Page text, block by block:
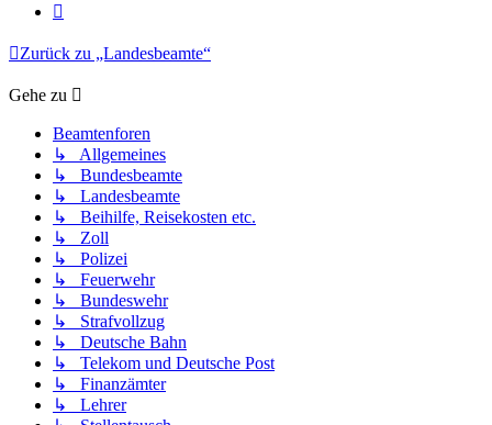
Zurück zu „Landesbeamte“
Gehe zu
Beamtenforen
↳ Allgemeines
↳ Bundesbeamte
↳ Landesbeamte
↳ Beihilfe, Reisekosten etc.
↳ Zoll
↳ Polizei
↳ Feuerwehr
↳ Bundeswehr
↳ Strafvollzug
↳ Deutsche Bahn
↳ Telekom und Deutsche Post
↳ Finanzämter
↳ Lehrer